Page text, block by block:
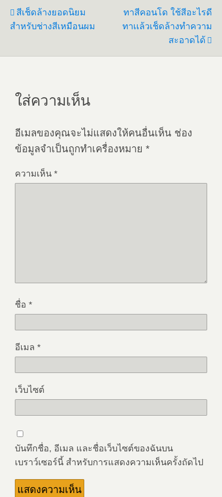
สีเช็ดล้างยอดนิยม
สำหรับช่างสีเหมือนผม
ทาสีคอนโด ใช้สีอะไรดี
ทาเเล้วเช็ดล้างทำความ
สะอาดได้
ใส่ความเห็น
อีเมลของคุณจะไม่แสดงให้คนอื่นเห็น ช่อง
ข้อมูลจำเป็นถูกทำเครื่องหมาย *
ความเห็น *
ชื่อ *
อีเมล *
เว็บไซต์
บันทึกชื่อ, อีเมล และชื่อเว็บไซต์ของฉันบน
เบราว์เซอร์นี้ สำหรับการแสดงความเห็นครั้งถัดไป